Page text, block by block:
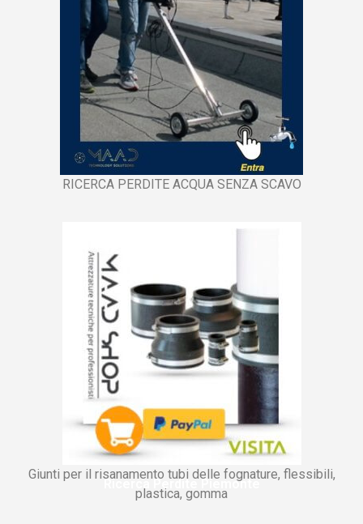
RICERCA PERDITE ACQUA SENZA SCAVO
Giunti per il risanamento tubi delle fognature, flessibili,
plastica, gomma
Ricerca Perdite Piemonte